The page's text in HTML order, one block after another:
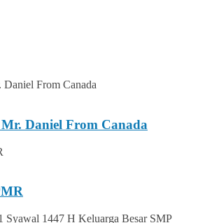
Daniel From Canada